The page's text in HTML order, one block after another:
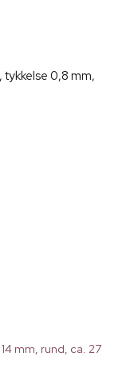
tykkelse 0,8 mm,
mm, rund, ca. 27